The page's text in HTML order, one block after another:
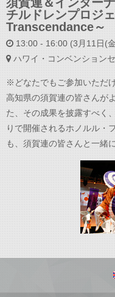
チルドレンプロジ
Transcendance～
13:00 - 16:00 (3月11日(
ハワイ・コンベンション
※どなたでもご参加いただけ
高知県の須賀連の皆さんが
た、その成果を披露すべく
りで開催されるホノルル・
も、須賀連の皆さんと一緒